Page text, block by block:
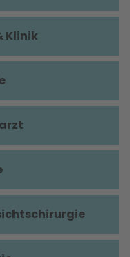
Klinik